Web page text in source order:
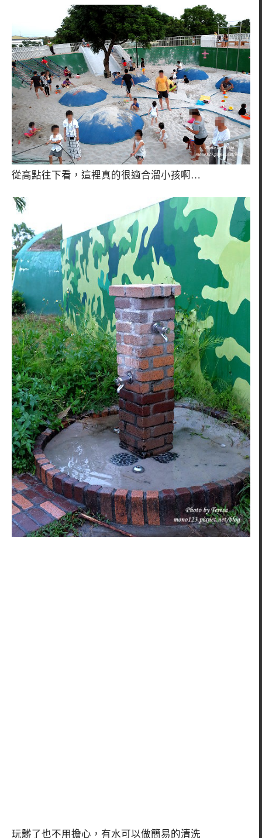
從高點往下看，這裡真的很適合溜小孩啊…
玩髒了也不用擔心，有水可以做簡易的清洗